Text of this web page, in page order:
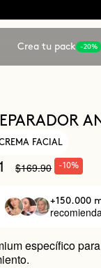
Crea tu pack -20%
FACIAL
$169.90 -10%
+150.000
específico